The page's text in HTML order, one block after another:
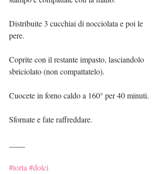
Distribuite 3 cucchiai di nocciolata e poi le
pere.
Coprite con il restante impasto, lasciandolo
sbriciolato (non compattatelo).
Cuocete in forno caldo a 160° per 40 minuti.
Sfornate e fate raffreddare.
#torta#dolci